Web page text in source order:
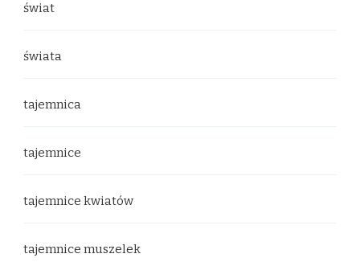
świat
świata
tajemnica
tajemnice
tajemnice kwiatów
tajemnice muszelek